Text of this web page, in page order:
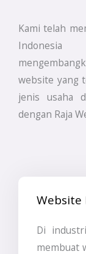
Kami telah
Indonesia
website yang
jenis usaha
dengan Raja
Website
Di
membuat